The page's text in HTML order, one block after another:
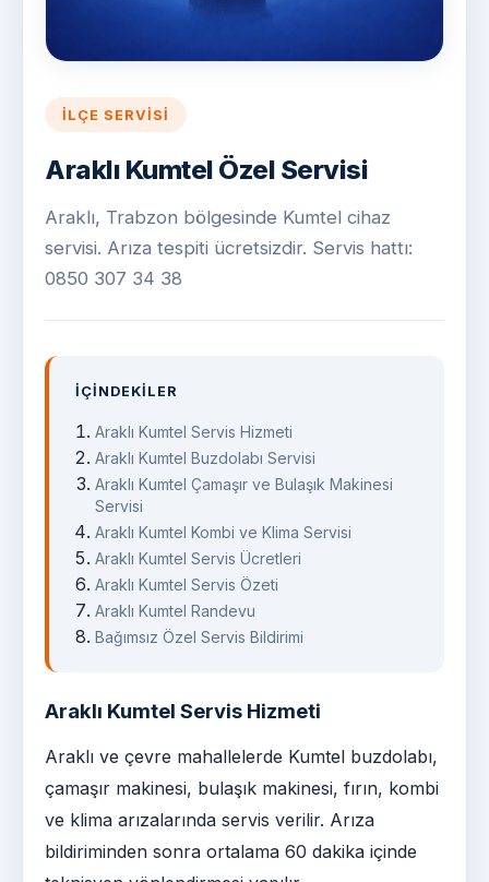
İLÇE SERVISI
Araklı Kumtel Özel Servisi
Araklı, Trabzon bölgesinde Kumtel cihaz
servisi. Arıza tespiti ücretsizdir. Servis hattı:
0850 307 34 38
İÇINDEKILER
Araklı Kumtel Servis Hizmeti
Araklı Kumtel Buzdolabı Servisi
Araklı Kumtel Çamaşır ve Bulaşık Makinesi
Servisi
Araklı Kumtel Kombi ve Klima Servisi
Araklı Kumtel Servis Ücretleri
Araklı Kumtel Servis Özeti
Araklı Kumtel Randevu
Bağımsız Özel Servis Bildirimi
Araklı Kumtel Servis Hizmeti
Araklı ve çevre mahallelerde Kumtel buzdolabı,
çamaşır makinesi, bulaşık makinesi, fırın, kombi
ve klima arızalarında servis verilir. Arıza
bildiriminden sonra ortalama 60 dakika içinde